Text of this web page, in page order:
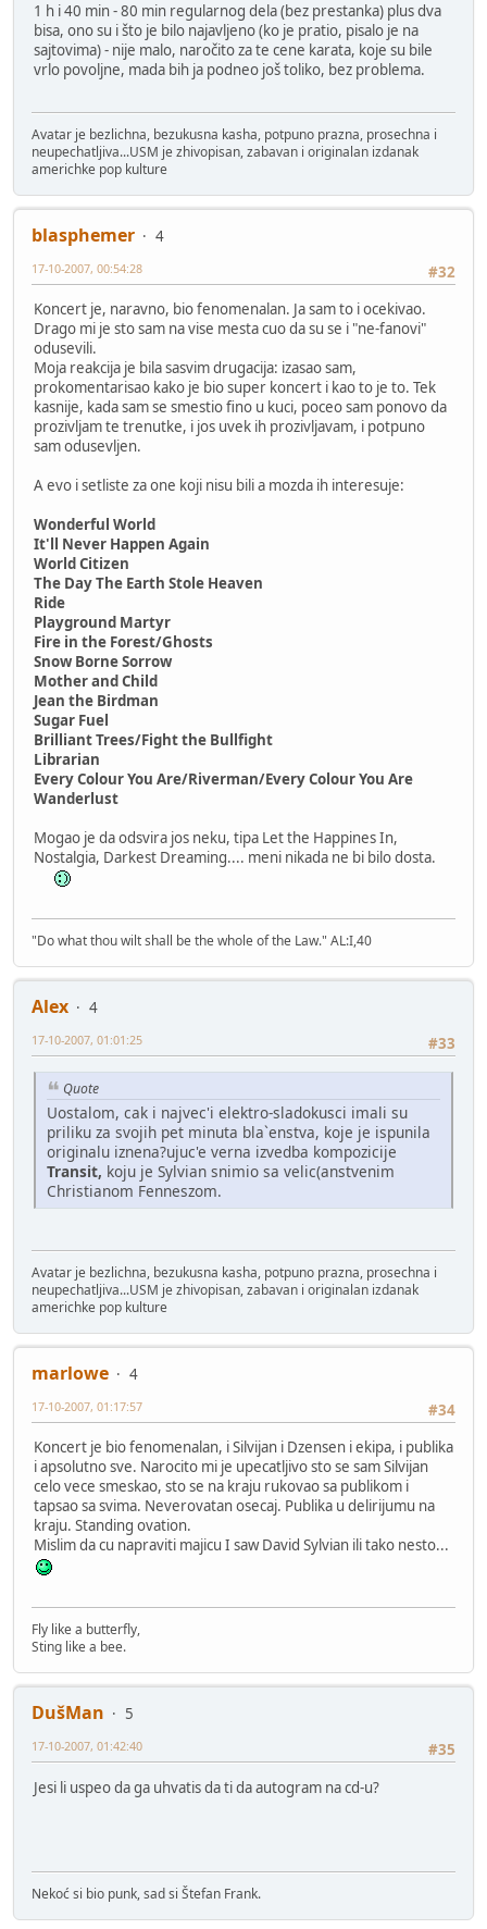
1 h i 40 min - 80 min regularnog dela (bez prestanka) plus dva
bisa, ono su i što je bilo najavljeno (ko je pratio, pisalo je na
sajtovima) - nije malo, naročito za te cene karata, koje su bile
vrlo povoljne, mada bih ja podneo još toliko, bez problema.
Avatar je bezlichna, bezukusna kasha, potpuno prazna, prosechna i
neupechatljiva...USM je zhivopisan, zabavan i originalan izdanak
americhke pop kulture
blasphemer
4
#32
17-10-2007, 00:54:28
Koncert je, naravno, bio fenomenalan. Ja sam to i ocekivao.
Drago mi je sto sam na vise mesta cuo da su se i "ne-fanovi"
odusevili.
Moja reakcija je bila sasvim drugacija: izasao sam,
prokomentarisao kako je bio super koncert i kao to je to. Tek
kasnije, kada sam se smestio fino u kuci, poceo sam ponovo da
prozivljam te trenutke, i jos uvek ih prozivljavam, i potpuno
sam odusevljen.
A evo i setliste za one koji nisu bili a mozda ih interesuje:
Wonderful World
It'll Never Happen Again
World Citizen
The Day The Earth Stole Heaven
Ride
Playground Martyr
Fire in the Forest/Ghosts
Snow Borne Sorrow
Mother and Child
Jean the Birdman
Sugar Fuel
Brilliant Trees/Fight the Bullfight
Librarian
Every Colour You Are/Riverman/Every Colour You Are
Wanderlust
Mogao je da odsvira jos neku, tipa Let the Happines In,
Nostalgia, Darkest Dreaming.... meni nikada ne bi bilo dosta.
"Do what thou wilt shall be the whole of the Law." AL:I,40
Alex
4
#33
17-10-2007, 01:01:25
Quote
Uostalom, cak i najvec'i elektro-sladokusci imali su
priliku za svojih pet minuta bla`enstva, koje je ispunila
originalu iznena?ujuc'e verna izvedba kompozicije
Transit, koju je Sylvian snimio sa velic(anstvenim
Christianom Fenneszom.
Avatar je bezlichna, bezukusna kasha, potpuno prazna, prosechna i
neupechatljiva...USM je zhivopisan, zabavan i originalan izdanak
americhke pop kulture
marlowe
4
#34
17-10-2007, 01:17:57
Koncert je bio fenomenalan, i Silvijan i Dzensen i ekipa, i publika
i apsolutno sve. Narocito mi je upecatljivo sto se sam Silvijan
celo vece smeskao, sto se na kraju rukovao sa publikom i
tapsao sa svima. Neverovatan osecaj. Publika u delirijumu na
kraju. Standing ovation.
Mislim da cu napraviti majicu I saw David Sylvian ili tako nesto...
Fly like a butterfly,
Sting like a bee.
DušMan
5
#35
17-10-2007, 01:42:40
Jesi li uspeo da ga uhvatis da ti da autogram na cd-u?
Nekoć si bio punk, sad si Štefan Frank.